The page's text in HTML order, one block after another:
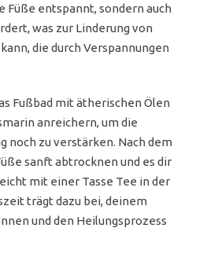
Füße entspannt, sondern auch
was zur Linderung von
die durch Verspannungen
Fußbad mit ätherischen Ölen
anreichern, um die
noch zu verstärken. Nach dem
sanft abtrocknen und es dir
mit einer Tasse Tee in der
trägt dazu bei, deinem
und den Heilungsprozess